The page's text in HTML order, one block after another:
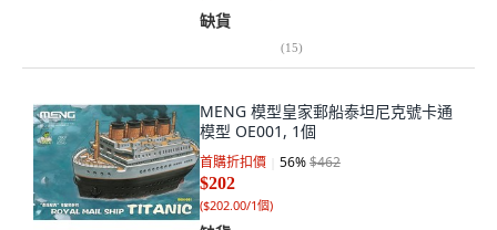
缺貨
(15)
MENG 模型皇家郵船泰坦尼克號卡通
模型 OE001, 1個
首購折扣價 56%$462
$202
($202.00/1個)